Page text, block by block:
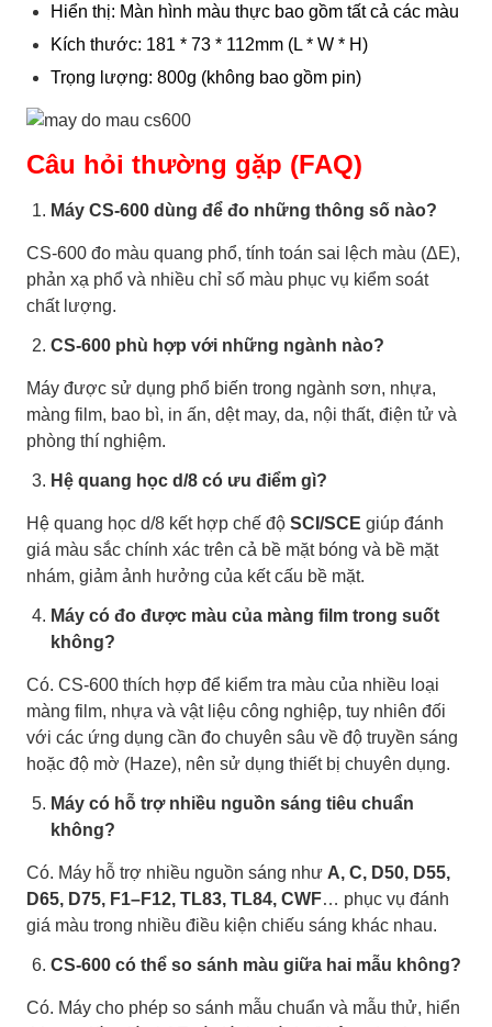
Hiển thị: Màn hình màu thực bao gồm tất cả các màu
Kích thước: 181 * 73 * 112mm (L * W * H)
Trọng lượng: 800g (không bao gồm pin)
Câu hỏi thường gặp (FAQ)
Máy CS-600 dùng để đo những thông số nào?
CS-600 đo màu quang phổ, tính toán sai lệch màu (ΔE),
phản xạ phổ và nhiều chỉ số màu phục vụ kiểm soát
chất lượng.
CS-600 phù hợp với những ngành nào?
Máy được sử dụng phổ biến trong ngành sơn, nhựa,
màng film, bao bì, in ấn, dệt may, da, nội thất, điện tử và
phòng thí nghiệm.
Hệ quang học d/8 có ưu điểm gì?
Hệ quang học d/8 kết hợp chế độSCI/SCE giúp đánh
giá màu sắc chính xác trên cả bề mặt bóng và bề mặt
nhám, giảm ảnh hưởng của kết cấu bề mặt.
Máy có đo được màu của màng film trong suốt
không?
Có. CS-600 thích hợp để kiểm tra màu của nhiều loại
màng film, nhựa và vật liệu công nghiệp, tuy nhiên đối
với các ứng dụng cần đo chuyên sâu về độ truyền sáng
hoặc độ mờ (Haze), nên sử dụng thiết bị chuyên dụng.
Máy có hỗ trợ nhiều nguồn sáng tiêu chuẩn
không?
Có. Máy hỗ trợ nhiều nguồn sáng như A, C, D50, D55,
D65, D75, F1–F12, TL83, TL84, CWF… phục vụ đánh
giá màu trong nhiều điều kiện chiếu sáng khác nhau.
CS-600 có thể so sánh màu giữa hai mẫu không?
Có. Máy cho phép so sánh mẫu chuẩn và mẫu thử, hiển